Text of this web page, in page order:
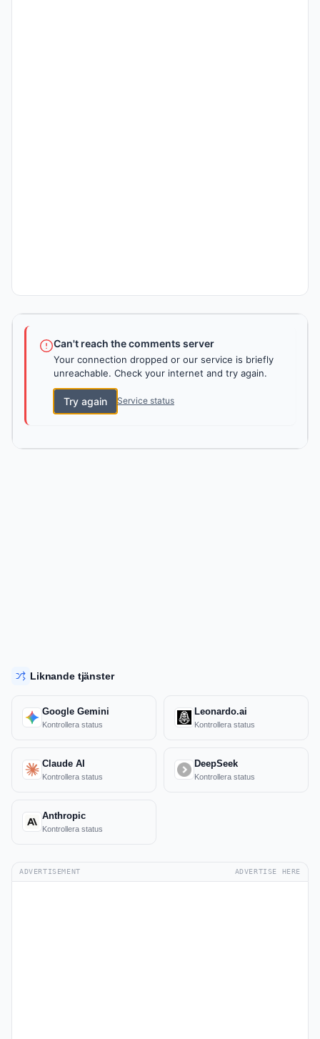
Can't reach the comments server
Your connection dropped or our service is briefly
unreachable. Check your internet and try again.
Try again Service status
Liknande tjänster
Google Gemini
Kontrollera status
Leonardo.ai
Kontrollera status
Claude AI
Kontrollera status
DeepSeek
Kontrollera status
Anthropic
Kontrollera status
ADVERTISEMENT ADVERTISE HERE